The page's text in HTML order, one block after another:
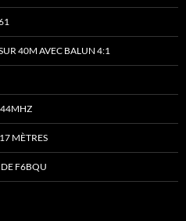
40M AVEC BALUN 4:1
MÈTRES
F6BQU